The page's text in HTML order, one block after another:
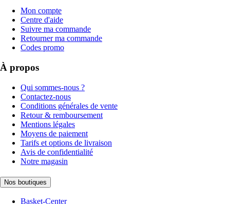
Mon compte
Centre d'aide
Suivre ma commande
Retourner ma commande
Codes promo
À propos
Qui sommes-nous ?
Contactez-nous
Conditions générales de vente
Retour & remboursement
Mentions légales
Moyens de paiement
Tarifs et options de livraison
Avis de confidentialité
Notre magasin
Nos boutiques
Basket-Center